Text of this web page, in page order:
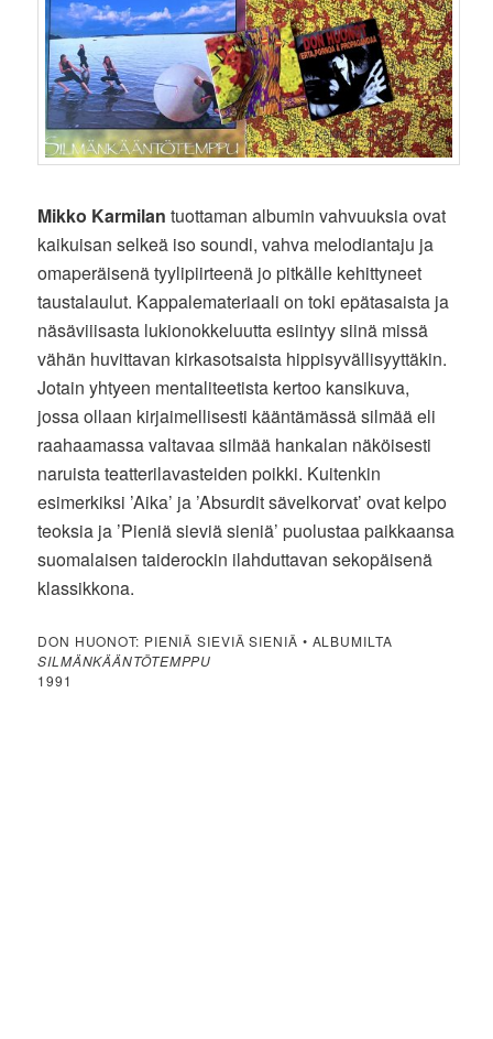
Mikko Karmilan tuottaman albumin vahvuuksia ovat
kaikuisan selkeä iso soundi, vahva melodiantaju ja
omaperäisenä tyylipiirteenä jo pitkälle kehittyneet
taustalaulut. Kappalemateriaali on toki epätasaista ja
näsäviiisasta lukionokkeluutta esiintyy siinä missä
vähän huvittavan kirkasotsaista hippisyvällisyyttäkin.
Jotain yhtyeen mentaliteetista kertoo kansikuva,
jossa ollaan kirjaimellisesti kääntämässä silmää eli
raahaamassa valtavaa silmää hankalan näköisesti
naruista teatterilavasteiden poikki. Kuitenkin
esimerkiksi ’Aika’ ja ’Absurdit sävelkorvat’ ovat kelpo
teoksia ja ’Pieniä sieviä sieniä’ puolustaa paikkaansa
suomalaisen taiderockin ilahduttavan sekopäisenä
klassikkona.
DON HUONOT: PIENIÄ SIEVIÄ SIENIÄ • ALBUMILTA
SILMÄNKÄÄNTÖTEMPPU
1991